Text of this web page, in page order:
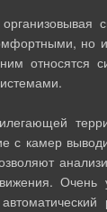
но
относятся
с камер
Очень